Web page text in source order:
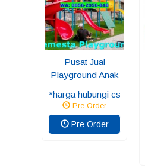
Pusat Jual
Playground Anak
*harga hubungi cs
Pre Order
Pre Order